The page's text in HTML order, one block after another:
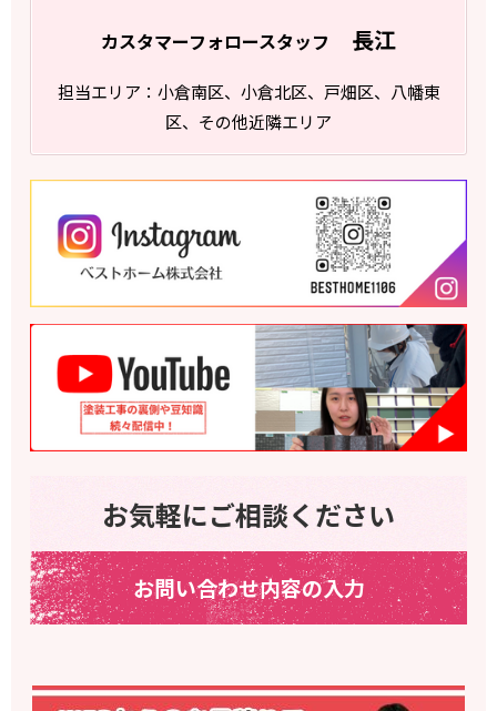
カスタマーフォロースタッフ 長江
担当エリア：小倉南区、小倉北区、戸畑区、八幡東
区、その他近隣エリア
お気軽にご相談ください
お問い合わせ内容の入力